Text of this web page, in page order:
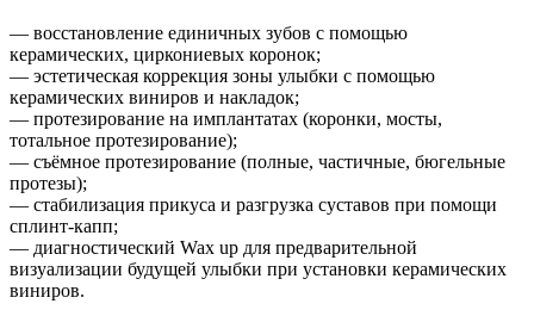
— восстановление единичных зубов с помощью
керамических, циркониевых коронок;
— эстетическая коррекция зоны улыбки с помощью
керамических виниров и накладок;
— протезирование на имплантатах (коронки, мосты,
тотальное протезирование);
— съёмное протезирование (полные, частичные, бюгельные
протезы);
— стабилизация прикуса и разгрузка суставов при помощи
сплинт-капп;
— диагностический Wax up для предварительной
визуализации будущей улыбки при установки керамических
виниров.